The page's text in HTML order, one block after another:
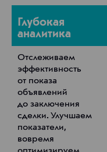
Глубокая
аналитика
Отслеживаем
эффективность
от показа
объявлений
до заключения
сделки. Улучшаем
показатели,
вовремя